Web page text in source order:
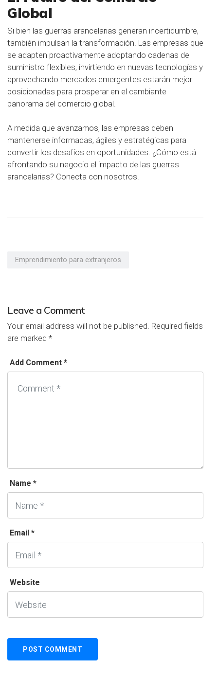
Global
Si bien las guerras arancelarias generan incertidumbre,
también impulsan la transformación. Las empresas que
se adapten proactivamente adoptando cadenas de
suministro flexibles, invirtiendo en nuevas tecnologías y
aprovechando mercados emergentes estarán mejor
posicionadas para prosperar en el cambiante
panorama del comercio global.
A medida que avanzamos, las empresas deben
mantenerse informadas, ágiles y estratégicas para
convertir los desafíos en oportunidades. ¿Cómo está
afrontando su negocio el impacto de las guerras
arancelarias? Conecta con nosotros.
Emprendimiento para extranjeros
Leave a Comment
Your email address will not be published. Required fields
are marked *
Add Comment *
Name *
Email *
Website